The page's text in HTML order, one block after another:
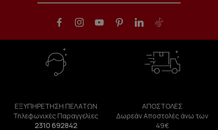
ΕΞΥΠΗΡΕΤΗΣΗ ΠΕΛΑΤΩΝ
Τηλεφωνικές Παραγγελίες
2310 692842
ΑΠΟΣΤΟΛΕΣ
Δωρεάν Αποστολές άνω των
49€